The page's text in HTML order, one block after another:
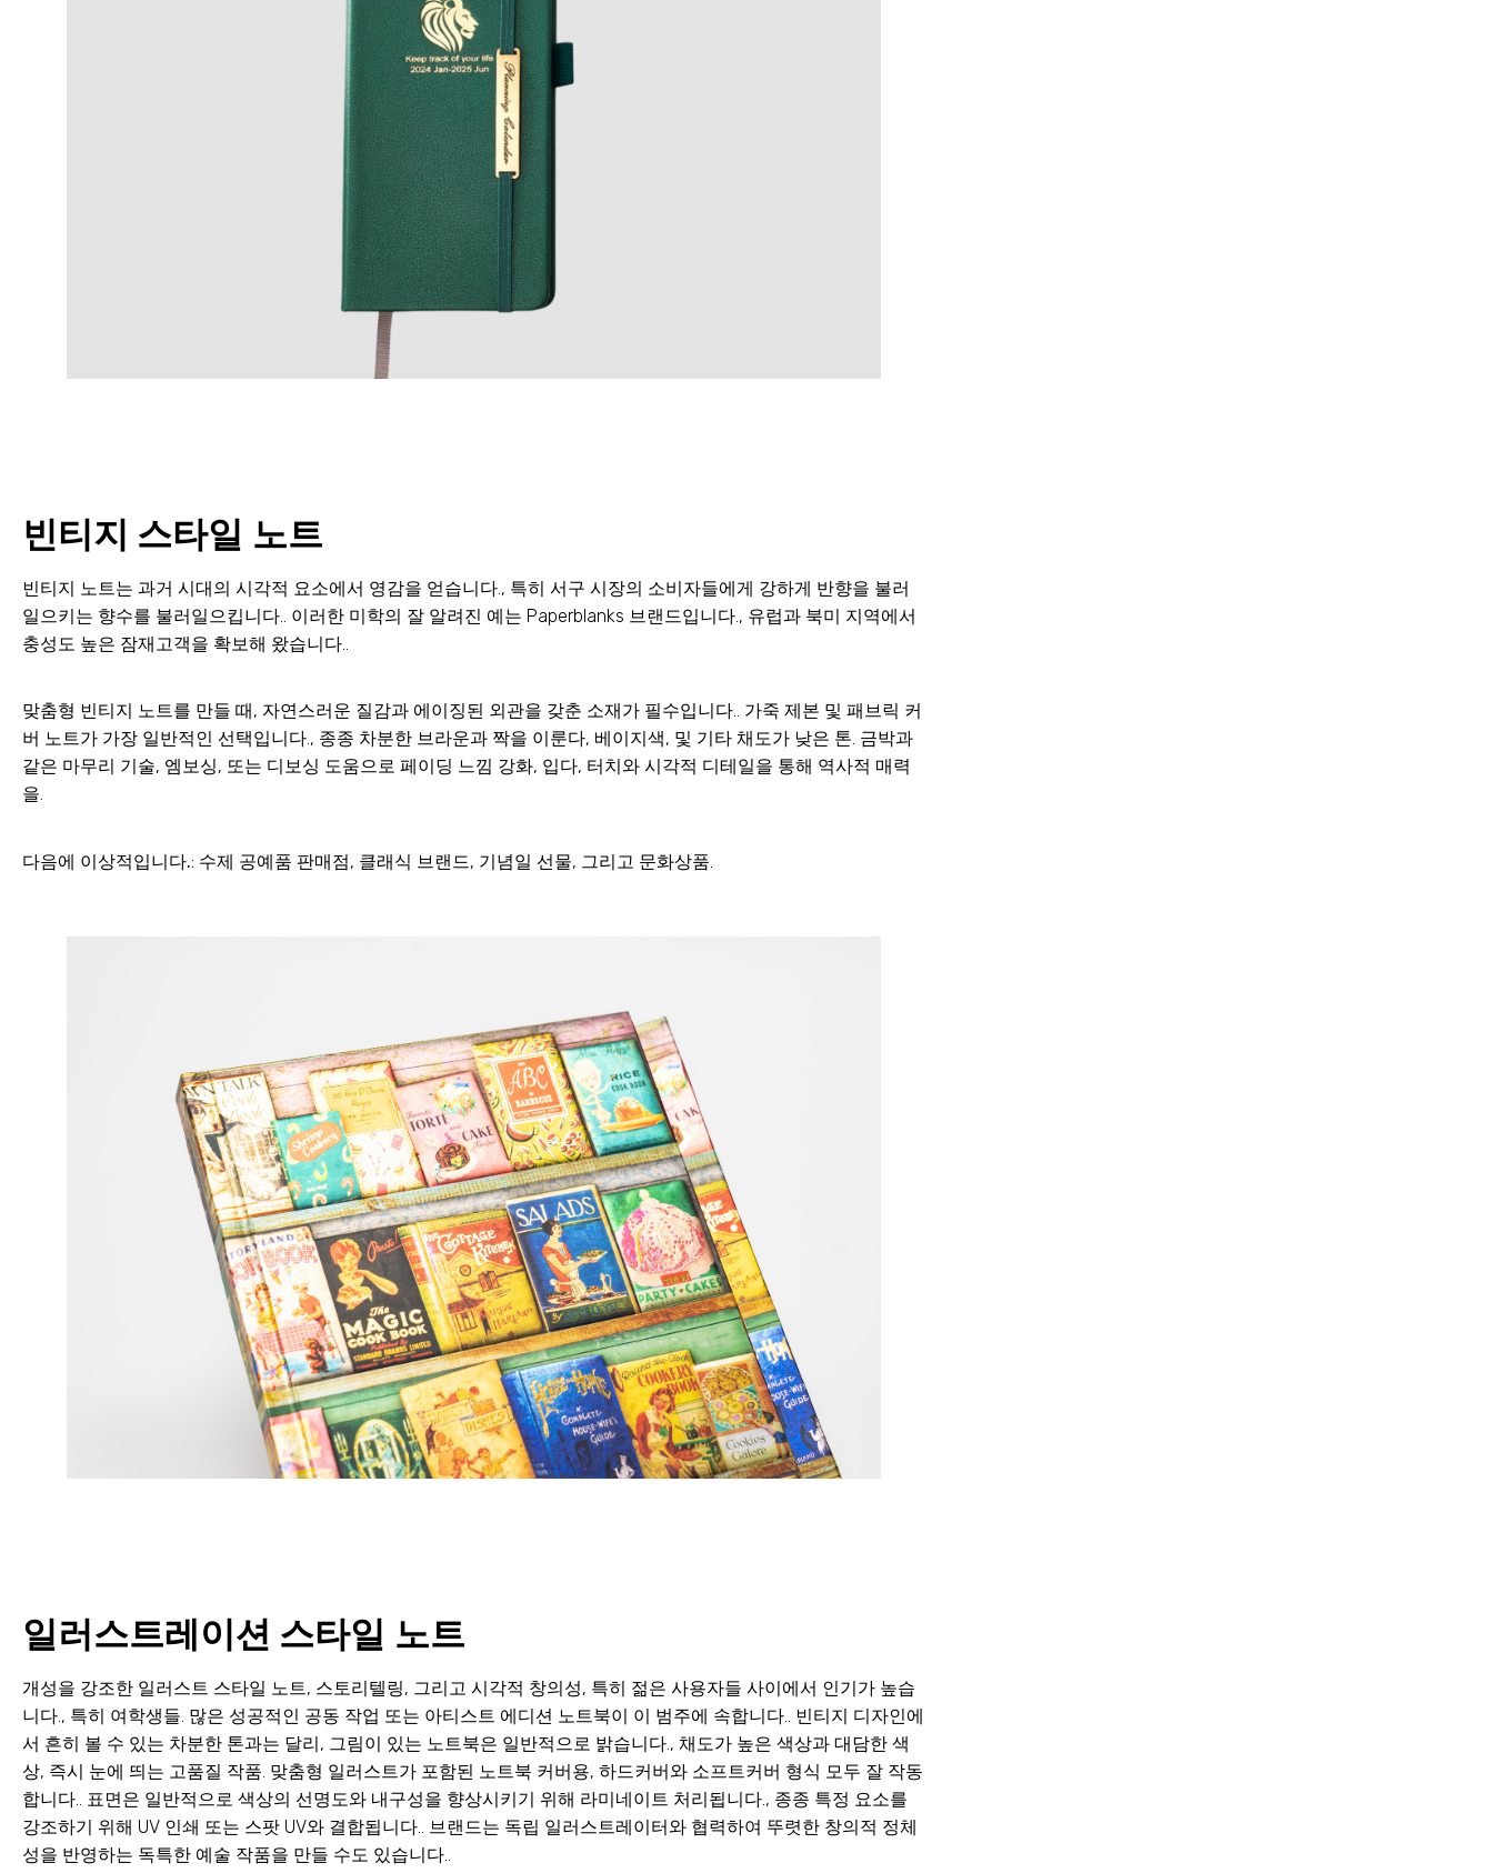
빈티지 스타일 노트
빈티지 노트는 과거 시대의 시각적 요소에서 영감을 얻습니다., 특히 서구 시장의 소비자들에게 강하게 반향을 불러
일으키는 향수를 불러일으킵니다.. 이러한 미학의 잘 알려진 예는 Paperblanks 브랜드입니다., 유럽과 북미 지역에서
충성도 높은 잠재고객을 확보해 왔습니다..
맞춤형 빈티지 노트를 만들 때, 자연스러운 질감과 에이징된 외관을 갖춘 소재가 필수입니다.. 가죽 제본 및 패브릭 커
버 노트가 가장 일반적인 선택입니다., 종종 차분한 브라운과 짝을 이룬다, 베이지색, 및 기타 채도가 낮은 톤. 금박과
같은 마무리 기술, 엠보싱, 또는 디보싱 도움으로 페이딩 느낌 강화, 입다, 터치와 시각적 디테일을 통해 역사적 매력
을.
다음에 이상적입니다.: 수제 공예품 판매점, 클래식 브랜드, 기념일 선물, 그리고 문화상품.
일러스트레이션 스타일 노트
개성을 강조한 일러스트 스타일 노트, 스토리텔링, 그리고 시각적 창의성, 특히 젊은 사용자들 사이에서 인기가 높습
니다., 특히 여학생들. 많은 성공적인 공동 작업 또는 아티스트 에디션 노트북이 이 범주에 속합니다.. 빈티지 디자인에
서 흔히 볼 수 있는 차분한 톤과는 달리, 그림이 있는 노트북은 일반적으로 밝습니다., 채도가 높은 색상과 대담한 색
상, 즉시 눈에 띄는 고품질 작품. 맞춤형 일러스트가 포함된 노트북 커버용, 하드커버와 소프트커버 형식 모두 잘 작동
합니다.. 표면은 일반적으로 색상의 선명도와 내구성을 향상시키기 위해 라미네이트 처리됩니다., 종종 특정 요소를
강조하기 위해 UV 인쇄 또는 스팟 UV와 결합됩니다.. 브랜드는 독립 일러스트레이터와 협력하여 뚜렷한 창의적 정체
성을 반영하는 독특한 예술 작품을 만들 수도 있습니다..